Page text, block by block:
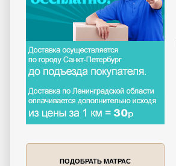
ПОДОБРАТЬ МАТРАС